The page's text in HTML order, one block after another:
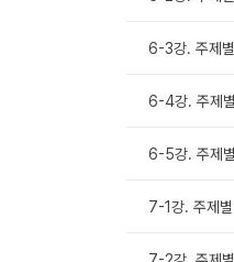
6-3강. 주제
6-4강. 주제
6-5강. 주제
7-1강. 주제